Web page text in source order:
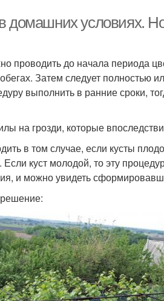
домашних условиях.
проводить до начала периода
Затем следует полностью
выполнить в ранние сроки,
на грозди, которые
в том случае, если кусты
куст молодой, то эту
и можно увидеть